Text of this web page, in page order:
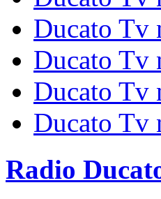
Ducato Tv
Ducato Tv
Ducato Tv
Ducato Tv
Radio